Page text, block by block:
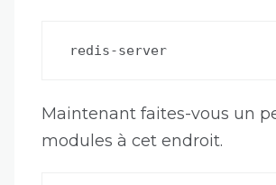
redis-server
Maintenant faites-vous un
modules à cet endroit.